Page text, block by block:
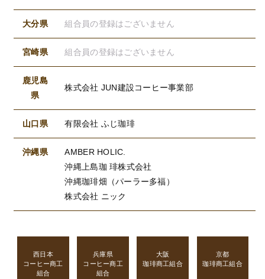
大分県 組合員の登録はございません
宮崎県 組合員の登録はございません
鹿児島
県
株式会社 JUN建設コーヒー事業部
山口県 有限会社 ふじ珈琲
沖縄県
AMBER HOLIC.
沖縄上島珈 琲株式会社
沖縄珈琲畑（パーラー多福）
株式会社 ニック
西日本
コーヒー商工
組合
兵庫県
コーヒー商工
組合
大阪
珈琲商工組合
京都
珈琲商工組合